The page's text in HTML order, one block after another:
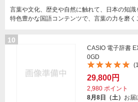
言葉や文化、歴史や自然に触れて、日本の知識
特色豊かな国語コンテンツで、言葉の力を磨く
10
CASIO 電子辞書
0GD
29,800円
2,980 ポイント
8月8日（土） お届